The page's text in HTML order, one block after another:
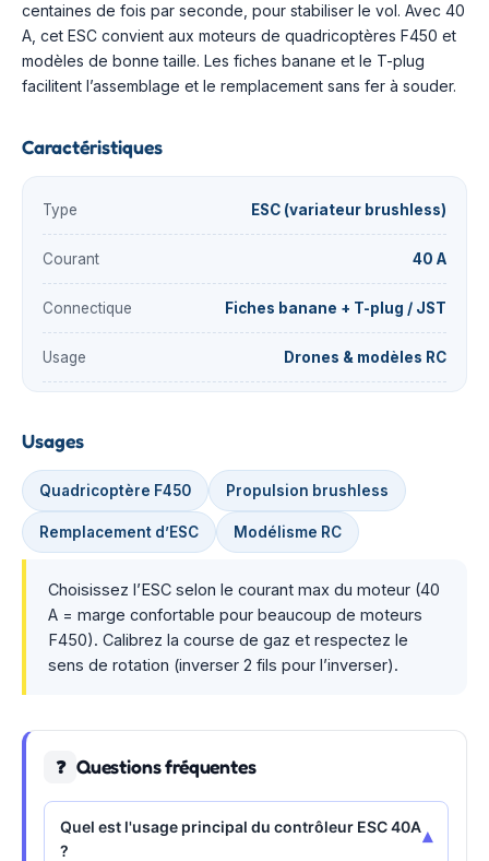
centaines de fois par seconde, pour stabiliser le vol. Avec 40
A, cet ESC convient aux moteurs de quadricoptères F450 et
modèles de bonne taille. Les fiches banane et le T-plug
facilitent l’assemblage et le remplacement sans fer à souder.
Caractéristiques
Type ESC (variateur brushless)
Courant 40 A
Connectique Fiches banane + T-plug / JST
Usage Drones & modèles RC
Usages
Quadricoptère F450 Propulsion brushless
Remplacement d’ESC Modélisme RC
Choisissez l’ESC selon le courant max du moteur (40
A = marge confortable pour beaucoup de moteurs
F450). Calibrez la course de gaz et respectez le
sens de rotation (inverser 2 fils pour l’inverser).
❓ Questions fréquentes
Quel est l'usage principal du contrôleur ESC 40A
?
▾